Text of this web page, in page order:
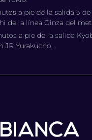
a pie de la salida 3
de la línea Ginza del
a pie de la salida
JR Yurakucho.